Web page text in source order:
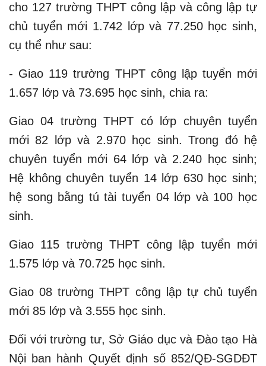
cho 127 trường THPT công lập và công lập tự
chủ tuyển mới 1.742 lớp và 77.250 học sinh,
cụ thể như sau:
- Giao 119 trường THPT công lập tuyển mới
1.657 lớp và 73.695 học sinh, chia ra:
Giao 04 trường THPT có lớp chuyên tuyển
mới 82 lớp và 2.970 học sinh. Trong đó hệ
chuyên tuyển mới 64 lớp và 2.240 học sinh;
Hệ không chuyên tuyển 14 lớp 630 học sinh;
hệ song bằng tú tài tuyển 04 lớp và 100 học
sinh.
Giao 115 trường THPT công lập tuyển mới
1.575 lớp và 70.725 học sinh.
Giao 08 trường THPT công lập tự chủ tuyển
mới 85 lớp và 3.555 học sinh.
Đối với trường tư, Sở Giáo dục và Đào tạo Hà
Nội ban hành Quyết định số 852/QĐ-SGDĐT